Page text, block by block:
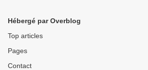
Hébergé par Overblog
Top articles
Pages
Contact